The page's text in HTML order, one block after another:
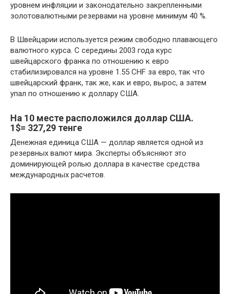
уровнем инфляции и законодательно закрепленными
золотовалютными резервами на уровне минимум 40 %.
В Швейцарии используется режим свободно плавающего
валютного курса. С середины 2003 года курс
швейцарского франка по отношению к евро
стабилизировался на уровне 1.55 CHF за евро, так что
швейцарский франк, так же, как и евро, вырос, а затем
упал по отношению к доллару США.
На 10 месте расположился доллар США.
1$= 327,29 тенге
Денежная единица США — доллар является одной из
резервных валют мира. Эксперты объясняют это
доминирующей ролью доллара в качестве средства
международных расчетов.